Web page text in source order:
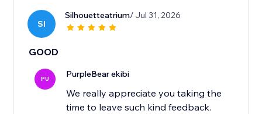
SI
Silhouetteatrium/ Jul 31, 2026
GOOD
PU PurpleBear ekibi
We really appreciate you taking the
time to leave such kind feedback.